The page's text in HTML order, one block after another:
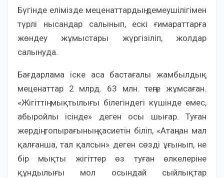
Бүгінде елімізде меценаттардың демеушілігімен
түрлі нысандар салынып, ескі ғимараттарға
жөндеу жұмыстары жүргізіліп, жолдар
салынуда.
Бағдарлама іске аса бастағалы жамбылдық
меценаттар 2 млрд. 63 млн. теңге жұмсаған.
«Жігіттің мықтылығы білегіндегі күшінде емес,
абыройлы ісінде» деген осы шығар. Туған
жердің топырағының қасиетін біліп, «Атаңнан мал
қалғанша, тал қалсын» деген сөзді ұғынып, не
бір мықты жігіттер өз туған өлкелеріне
құндылығы мол осындай сыйлықтар